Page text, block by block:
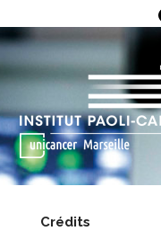
Crédits